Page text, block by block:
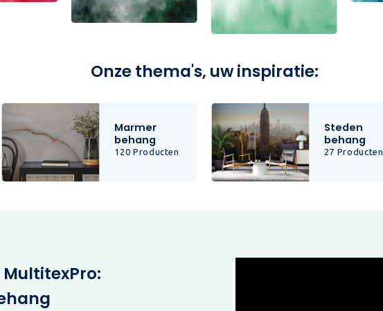
Onze thema's, uw inspiratie:
Marmer
behang
120 Producten
Steden
behang
27 Producten